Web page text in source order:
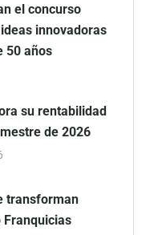
el concurso
innovadoras
50 años
su rentabilidad
de 2026
transforman
Franquicias